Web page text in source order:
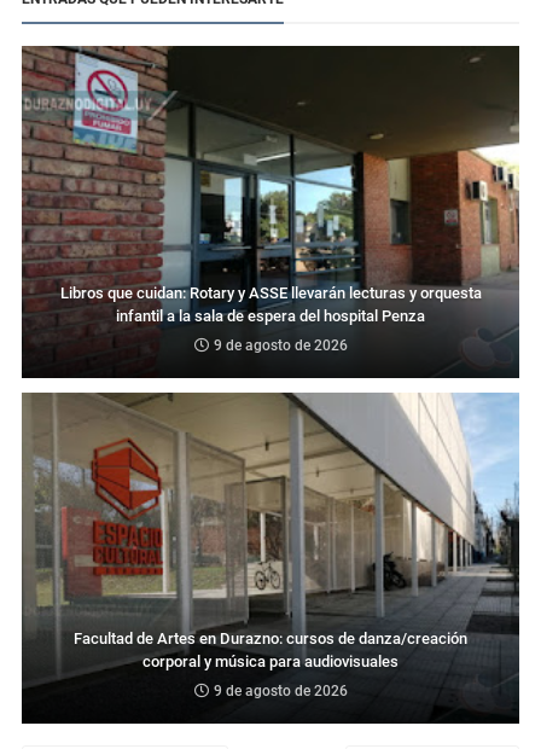
Libros que cuidan: Rotary y ASSE llevarán lecturas y orquesta
infantil a la sala de espera del hospital Penza
9 de agosto de 2026
Facultad de Artes en Durazno: cursos de danza/creación
corporal y música para audiovisuales
9 de agosto de 2026